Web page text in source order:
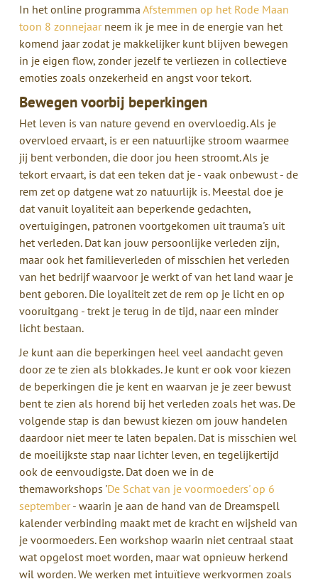
In het online programma Afstemmen op het Rode Maan
toon 8 zonnejaarneem ik je mee in de energie van het
komend jaar zodat je makkelijker kunt blijven bewegen
in je eigen flow, zonder jezelf te verliezen in collectieve
emoties zoals onzekerheid en angst voor tekort.
Bewegen voorbij beperkingen
Het leven is van nature gevend en overvloedig. Als je
overvloed ervaart, is er een natuurlijke stroom waarmee
jij bent verbonden, die door jou heen stroomt. Als je
tekort ervaart, is dat een teken dat je - vaak onbewust - de
rem zet op datgene wat zo natuurlijk is. Meestal doe je
dat vanuit loyaliteit aan beperkende gedachten,
overtuigingen, patronen voortgekomen uit trauma's uit
het verleden. Dat kan jouw persoonlijke verleden zijn,
maar ook het familieverleden of misschien het verleden
van het bedrijf waarvoor je werkt of van het land waar je
bent geboren. Die loyaliteit zet de rem op je licht en op
vooruitgang - trekt je terug in de tijd, naar een minder
licht bestaan.
Je kunt aan die beperkingen heel veel aandacht geven
door ze te zien als blokkades. Je kunt er ook voor kiezen
de beperkingen die je kent en waarvan je je zeer bewust
bent te zien als horend bij het verleden zoals het was. De
volgende stap is dan bewust kiezen om jouw handelen
daardoor niet meer te laten bepalen. Dat is misschien wel
de moeilijkste stap naar lichter leven, en tegelijkertijd
ook de eenvoudigste. Dat doen we in de
themaworkshops 'De Schat van je voormoeders' op 6
september- waarin je aan de hand van de Dreamspell
kalender verbinding maakt met de kracht en wijsheid van
je voormoeders. Een workshop waarin niet centraal staat
wat opgelost moet worden, maar wat opnieuw herkend
wil worden. We werken met intuïtieve werkvormen zoals